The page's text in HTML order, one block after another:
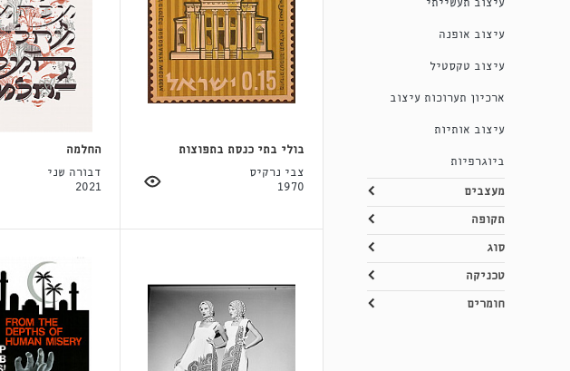
עיצוב תעשייתי
עיצוב אופנה
עיצוב טקסטיל
ארכיון תערוכות עיצוב
עיצוב אותיות
ביוגרפיות
מעצבים
תקופה
סוג
טכניקה
חומרים
בולי בתי כנסת בתפוצות
צבי נרקיס
1970
החלמה
דבורה שני
2021